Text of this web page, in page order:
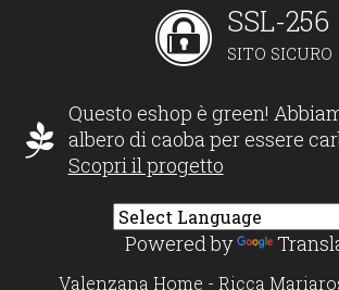
SSL-256
SITO SICURO
Questo eshop è green!
albero di caoba per essere
Scopri il progetto
Powered by
Valenzana Home - Ricca